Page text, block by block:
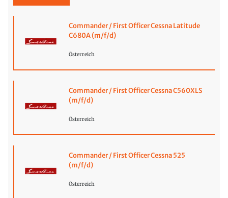
Commander / First Officer Cessna Latitude
C680A (m/f/d)
Österreich
Commander / First Officer Cessna C560XLS
(m/f/d)
Österreich
Commander / First Officer Cessna 525
(m/f/d)
Österreich